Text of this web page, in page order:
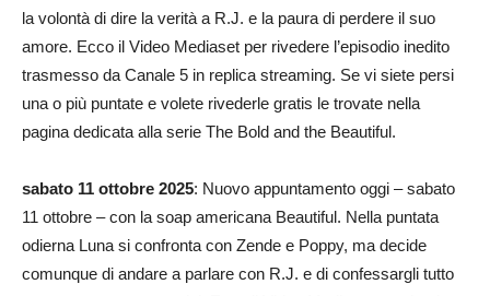
la volontà di dire la verità a R.J. e la paura di perdere il suo
amore. Ecco il Video Mediaset per rivedere l’episodio inedito
trasmesso da Canale 5 in replica streaming. Se vi siete persi
una o più puntate e volete rivederle gratis le trovate nella
pagina dedicata alla serie The Bold and the Beautiful.
sabato 11 ottobre 2025: Nuovo appuntamento oggi – sabato
11 ottobre – con la soap americana Beautiful. Nella puntata
odierna Luna si confronta con Zende e Poppy, ma decide
comunque di andare a parlare con R.J. e di confessargli tutto